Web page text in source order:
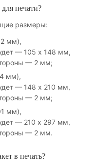
печати?
размеры:
мм),
— 105 х 148 мм,
— 2 мм;
мм),
— 148 х 210 мм,
— 2 мм;
мм),
— 210 х 297 мм,
— 2 мм.
в печать?